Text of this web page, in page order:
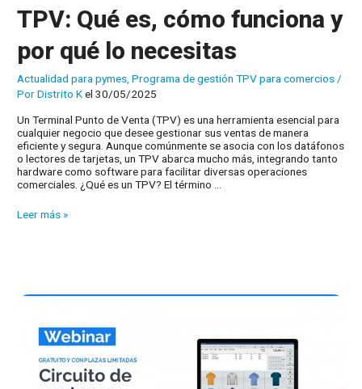
TPV: Qué es, cómo funciona y
por qué lo necesitas
Actualidad para pymes ,Programa de gestión TPV para comercios /
PorDistrito Kel 30/05/2025
Un Terminal Punto de Venta (TPV) es una herramienta esencial para
cualquier negocio que desee gestionar sus ventas de manera
eficiente y segura. Aunque comúnmente se asocia con los datáfonos
o lectores de tarjetas, un TPV abarca mucho más, integrando tanto
hardware como software para facilitar diversas operaciones
comerciales. ¿Qué es un TPV? El término …
TPV:
por
necesitas
Leer más »